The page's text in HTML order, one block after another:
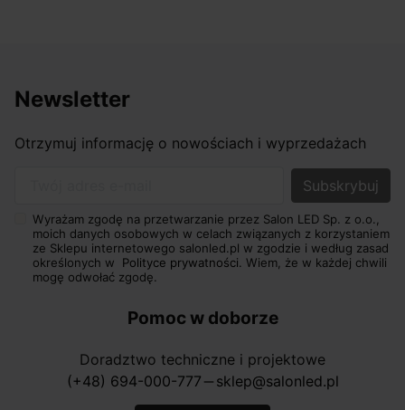
Newsletter
Otrzymuj informację o nowościach i wyprzedażach
Wyrażam zgodę na przetwarzanie przez Salon LED Sp. z o.o.,
moich danych osobowych w celach związanych z korzystaniem
ze Sklepu internetowego salonled.pl w zgodzie i według zasad
określonych w Polityce prywatności. Wiem, że w każdej chwili
mogę odwołać zgodę.
Pomoc w doborze
Doradztwo techniczne i projektowe
(+48) 694-000-777 horizontal_rule sklep@salonled.pl